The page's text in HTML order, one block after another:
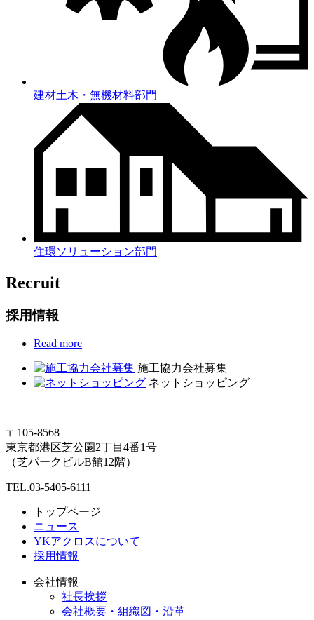
建材土木・無機材料部門
住環ソリューション部門
Recruit
採用情報
Read more
施工協力会社募集
ネットショッピング
〒105-8568
東京都港区芝公園2丁目4番1号
（芝パークビルB館12階）
TEL.03-5405-6111
トップページ
ニュース
YKアクロスについて
採用情報
会社情報
社長挨拶
会社概要・組織図・沿革